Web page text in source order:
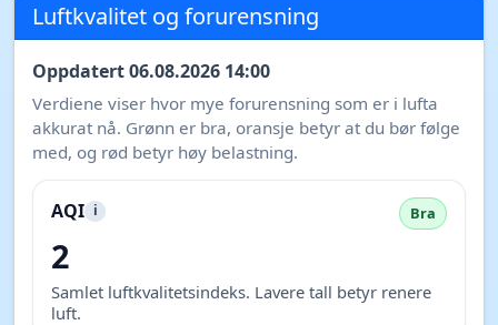
Luftkvalitet og forurensning
Oppdatert 06.08.2026 14:00
Verdiene viser hvor mye forurensning som er i lufta
akkurat nå. Grønn er bra, oransje betyr at du bør følge
med, og rød betyr høy belastning.
AQI i Bra
2
Samlet luftkvalitetsindeks. Lavere tall betyr renere
luft.